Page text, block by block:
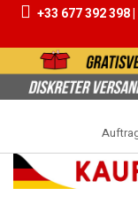
+33 677 392 398 |